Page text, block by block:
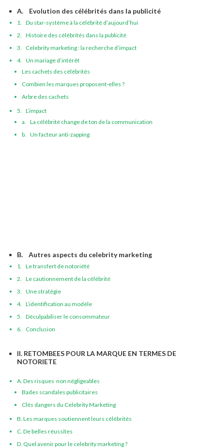
A. Evolution des célébrités dans la publicité
1. Du star-système à la célébrité d’aujourd’hui
2. Histoire des célébrités dans la publicité
3. Celebrity marketing : la recherche d’impact
4. Un mariage d’intérêt
Les cachets des célébrités
Combien les marques proposent-elles ?
Arbre des cachets
5. L’impact
a. La célébrité change de ton de la communication
b. Un facteur anti-zapping
B. Autres aspects du celebrity marketing
1. Le transfert de notoriété
2. Le cautionnement de la célébrité
3. Une stratégie
4. L’identification au modèle
5. Déculpabiliser le consommateur
6. Conclusion
II. RETOMBEES POUR LA MARQUE EN TERMES DE
NOTORIETE
A. Des risques non négligeables
Bades scandales publicitaires
Clés dangers du Celebrity Marketing
B. Les marques soutiennent leurs célébrités
C. De belles réussites
D. Quel avenir pour le celebrity marketing ?